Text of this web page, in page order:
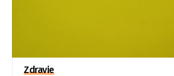
Zdravie